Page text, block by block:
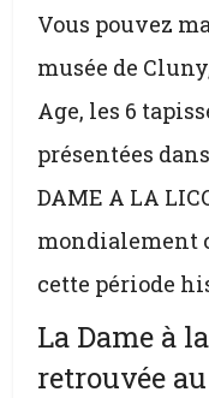
Vous pouvez
musée de
Age, les 6
présentées
DAME A LA
mondialement
cette période
La Dame à
retrouvée